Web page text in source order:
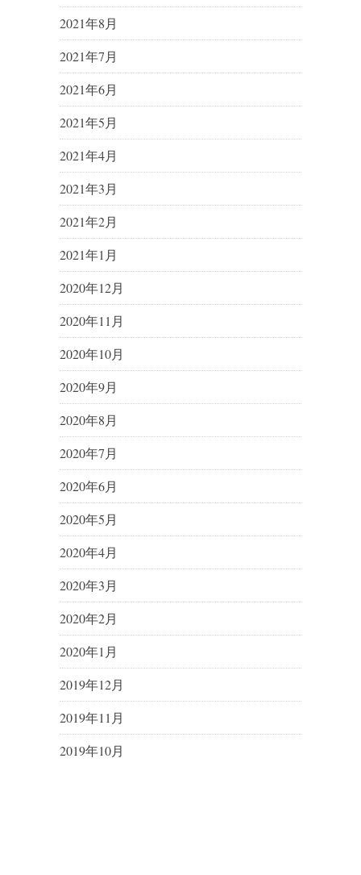
2021年8月
2021年7月
2021年6月
2021年5月
2021年4月
2021年3月
2021年2月
2021年1月
2020年12月
2020年11月
2020年10月
2020年9月
2020年8月
2020年7月
2020年6月
2020年5月
2020年4月
2020年3月
2020年2月
2020年1月
2019年12月
2019年11月
2019年10月